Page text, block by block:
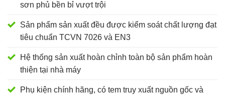
sơn phủ bền bỉ vượt trội
Sản phẩm sản xuất đều được kiểm soát chất lượng đạt
tiêu chuẩn TCVN 7026 và EN3
Hệ thống sản xuất hoàn chỉnh toàn bộ sản phẩm hoàn
thiện tại nhà máy
Phụ kiện chính hãng, có tem truy xuất nguồn gốc và